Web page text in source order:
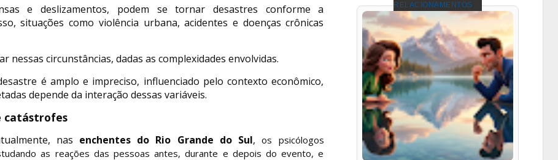
e deslizamentos, podem se tornar desastres conforme a
situações como violência urbana, acidentes e doenças crônicas
circunstâncias, dadas as complexidades envolvidas.
é amplo e impreciso, influenciado pelo contexto econômico,
depende da interação dessas variáveis.
catástrofes
nas enchentes do Rio Grande do Sul,os psicólogos
as reações das pessoas antes, durante e depois do evento, e
RELACIONAMENTOS